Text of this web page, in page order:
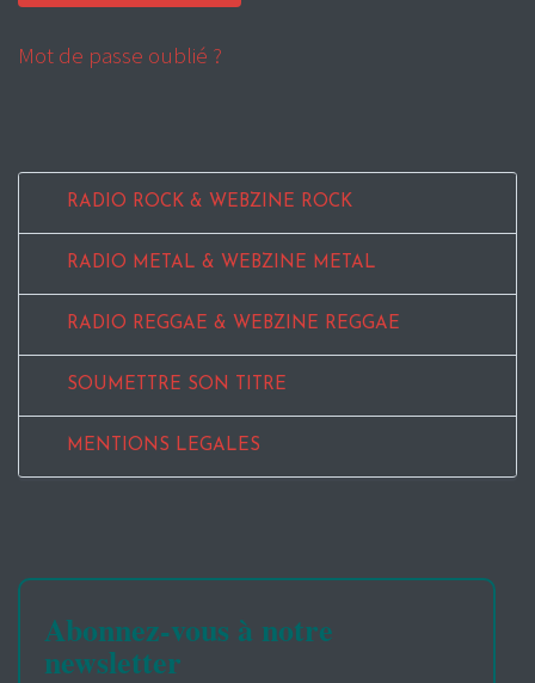
Mot de passe oublié ?
RADIO ROCK & WEBZINE ROCK
RADIO METAL & WEBZINE METAL
RADIO REGGAE & WEBZINE REGGAE
SOUMETTRE SON TITRE
MENTIONS LEGALES
Abonnez-vous à notre
newsletter